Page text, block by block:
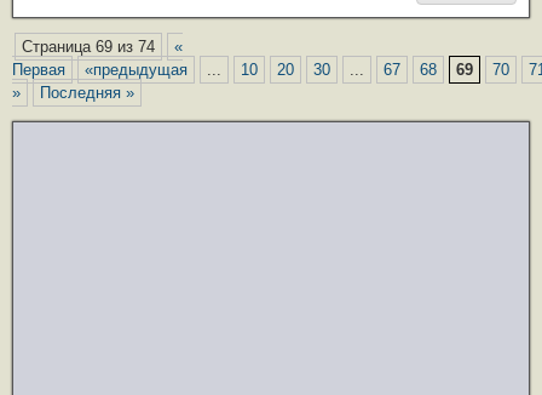
Страница 69 из 74
«
Первая
«предыдущая ... 10 20 30 ... 67 68 69 70
»
Последняя »